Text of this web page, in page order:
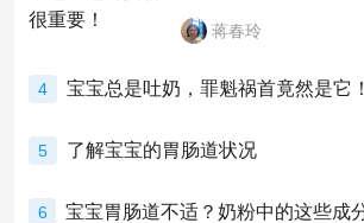
蒋春玲
4 宝宝总是吐奶，罪魁祸首竟然是它！
5 了解宝宝的胃肠道状况
6